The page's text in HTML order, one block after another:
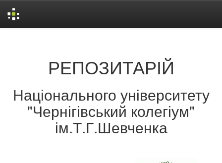
РЕПОЗИТАРІЙ
Національного університету
"Чернігівський колегіум"
ім.Т.Г.Шевченка